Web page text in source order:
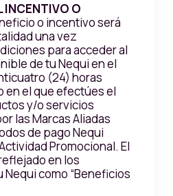
INCENTIVO O
o incentivo será
una vez
para acceder al
de tu Nequi en el
(24) horas
en el que efectúes el
y/o servicios
las Marcas Aliadas
de pago Nequi
Promocional. El
en los
como “Beneficios